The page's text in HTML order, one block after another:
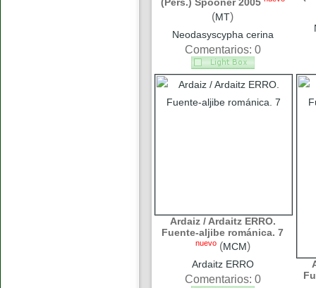
(Pers.) Spooner 2005
(MT)
Neodasyscypha cerina
Comentarios: 0
Ardaiz / Ardaitz ERRO.
Fuente-aljibe románica. 7
nuevo (MCM)
Ardaitz ERRO
Comentarios: 0